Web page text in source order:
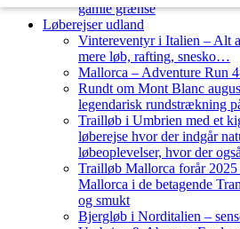
gamle grænse
Løberejser udland
Vintereventyr i Italien – Alt
mere løb, rafting, snesko…
Mallorca – Adventure Run
Rundt om Mont Blanc
legendarisk rundstrækning
Trailløb i Umbrien med et
løberejse hvor der indgår
løbeoplevelser, hvor der
Trailløb Mallorca forår
Mallorca i de betagende
og smukt
Bjergløb i Norditalien –